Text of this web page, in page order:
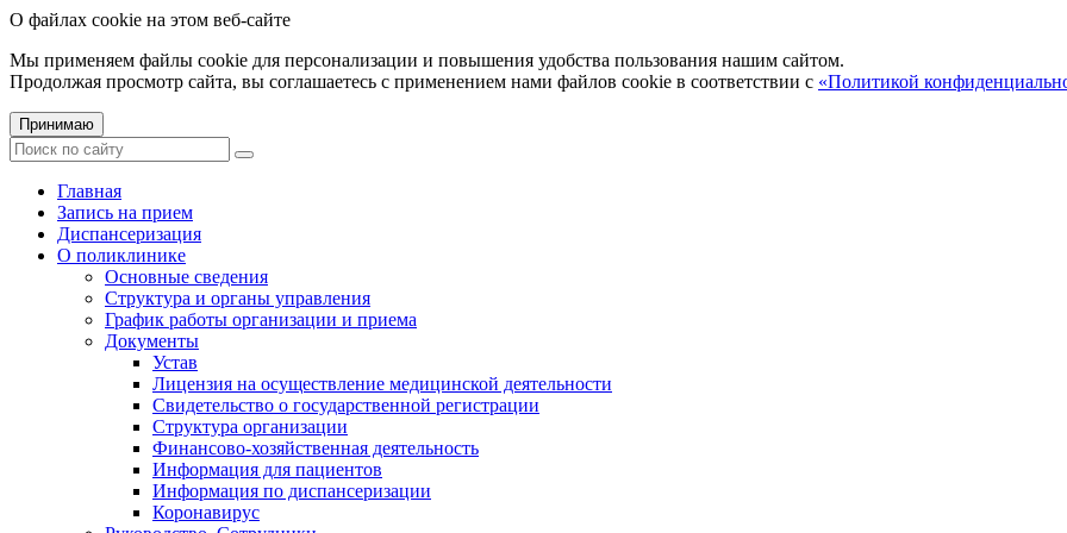
О файлах cookie на этом веб-сайте
Мы применяем файлы cookie для персонализации и повышения удобства пользования нашим сайтом.
Продолжая просмотр сайта, вы соглашаетесь с применением нами файлов cookie в соответствии с «Политикой
Принимаю
Главная
Запись на прием
Диспансеризация
О поликлинике
Основные сведения
Структура и органы управления
График работы организации и приема
Документы
Устав
Лицензия на осуществление медицинской деятельности
Свидетельство о государственной регистрации
Структура организации
Финансово-хозяйственная деятельность
Информация для пациентов
Информация по диспансеризации
Коронавирус